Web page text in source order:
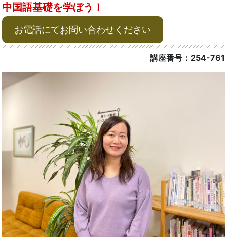
中国語基礎を学ぼう！
お電話にてお問い合わせください
講座番号：254-761